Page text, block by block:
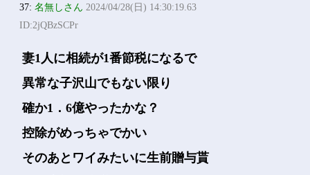
37:名無しさん 2024/04/28(日) 14:30:19.63
ID:2jQBzSCPr
妻1人に相続が1番節税になるで
異常な子沢山でもない限り
確か1．6億やったかな？
控除がめっちゃでかい
そのあとワイみたいに生前贈与貰